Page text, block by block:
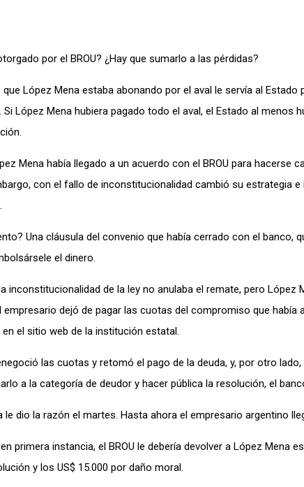
por el BROU? ¿Hay que sumarlo a las pérdidas?
López Mena estaba abonando por el aval le servía al Estado
Si López Mena hubiera pagado todo el aval, el Estado al menos
Mena había llegado a un acuerdo con el BROU para hacerse
con el fallo de inconstitucionalidad cambió su estrategia e
Una cláusula del convenio que había cerrado con el banco,
el dinero.
inconstitucionalidad de la ley no anulaba el remate, pero López
empresario dejó de pagar las cuotas del compromiso que
el sitio web de la institución estatal.
las cuotas y retomó el pago de la deuda, y, por otro
a la categoría de deudor y hacer pública la resolución, el
le dio la razón el martes. Hasta ahora el empresario argentino
primera instancia, el BROU le debería devolver a López Mena
y los US$ 15.000 por daño moral.